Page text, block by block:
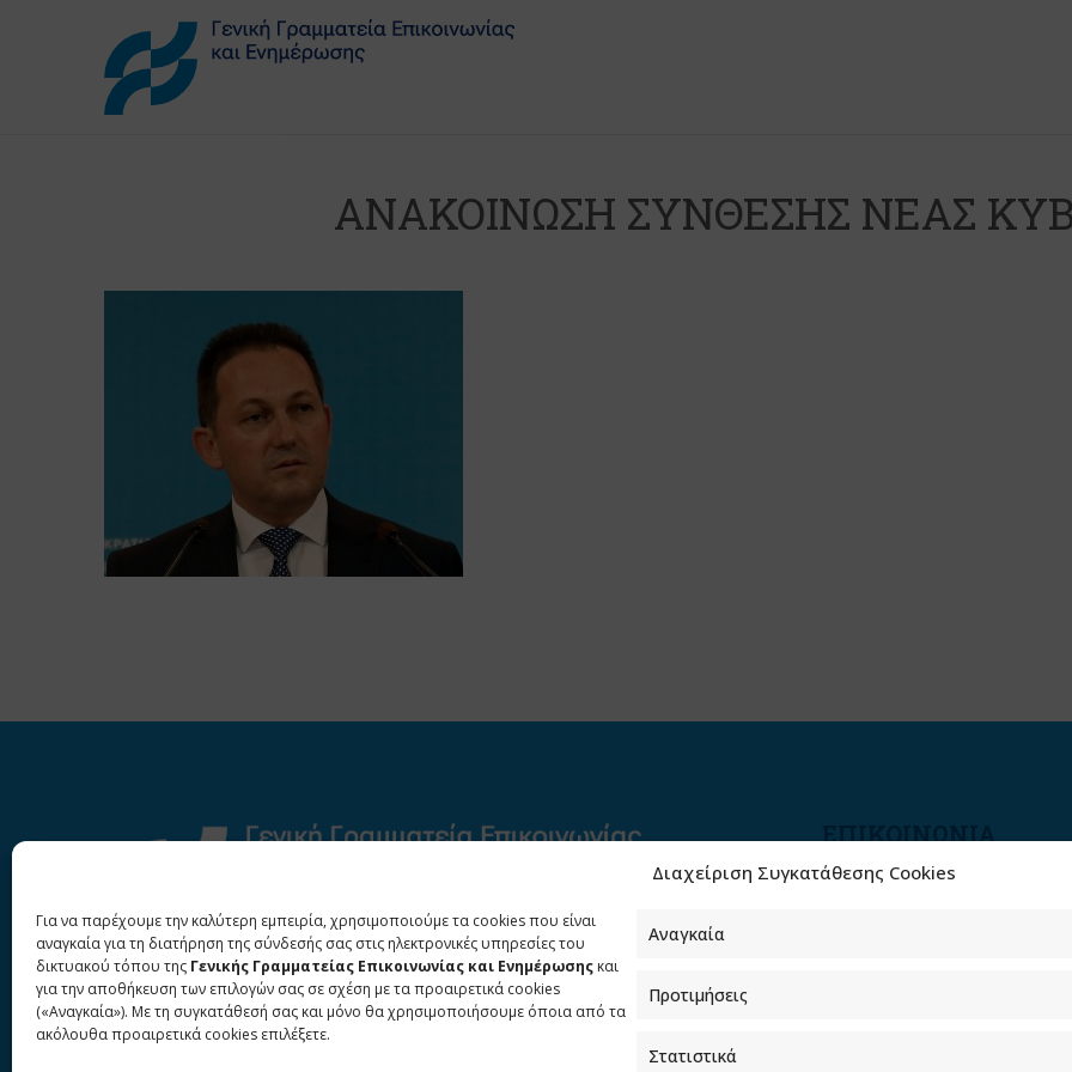
Διαχείριση Συγκατάθεσης Cookies
Για να παρέχουμε την καλύτερη εμπειρία, χρησιμοποιούμε τα cookies που είναι
αναγκαία για τη διατήρηση της σύνδεσής σας στις ηλεκτρονικές υπηρεσίες του
δικτυακού τόπου της Γενικής Γραμματείας Επικοινωνίας και Ενημέρωσης και
για την αποθήκευση των επιλογών σας σε σχέση με τα προαιρετικά cookies
(«Αναγκαία»). Με τη συγκατάθεσή σας και μόνο θα χρησιμοποιήσουμε όποια από τα
ακόλουθα προαιρετικά cookies επιλέξετε.
Αναγκαία
Προτιμήσεις
Στατιστικά
ΑΝΑΚΟΙΝΩΣΗ ΣΥΝΘΕΣΗΣ ΝΕΑΣ
ΕΠΙΚΟΙΝΩΝΙΑ
Φραγκούδη 11 & Αλεξάνδρου